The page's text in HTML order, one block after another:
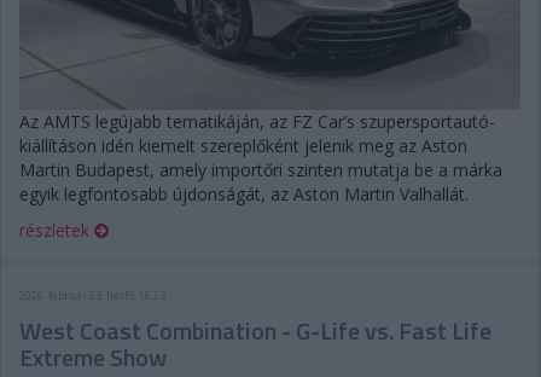
Az AMTS legújabb tematikáján, az FZ Car’s szupersportautó-
kiállításon idén kiemelt szereplőként jelenik meg az Aston
Martin Budapest, amely importőri szinten mutatja be a márka
egyik legfontosabb újdonságát, az Aston Martin Valhallát.
részletek
2026. február 23. hétfő, 16:23
West Coast Combination - G-Life vs. Fast Life
Extreme Show